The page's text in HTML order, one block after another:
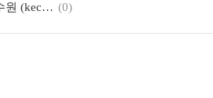
한국환경공단 사이버연수원 (keco.hunet.co.kr) (0)